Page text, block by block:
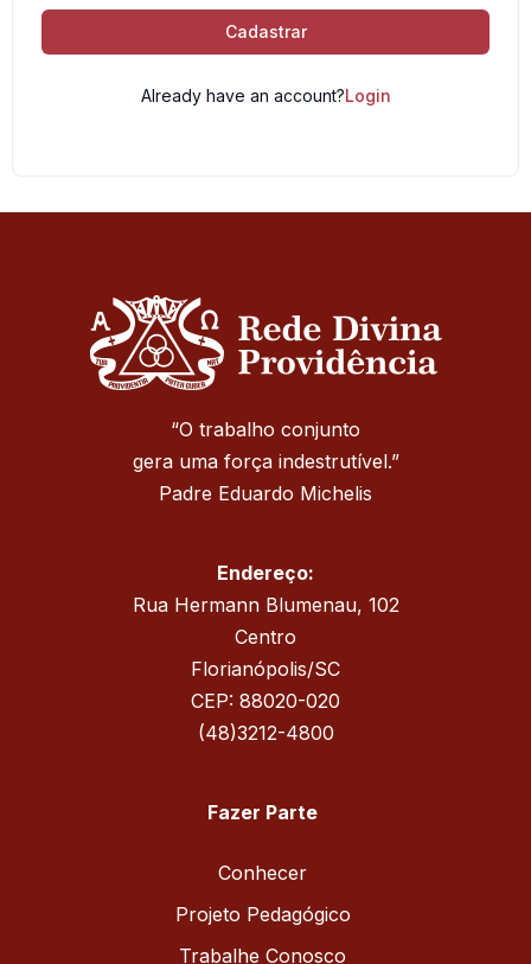
Cadastrar
Already have an account?Login
“O trabalho conjunto
gera uma força indestrutível.”
Padre Eduardo Michelis
Endereço:
Rua Hermann Blumenau, 102
Centro
Florianópolis/SC
CEP: 88020-020
(48)3212-4800
Fazer Parte
Conhecer
Projeto Pedagógico
Trabalhe Conosco